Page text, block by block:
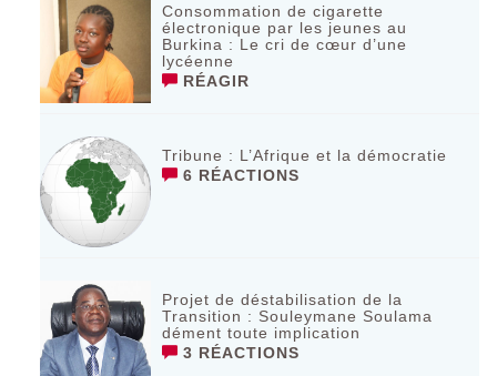
Consommation de cigarette
électronique par les jeunes au
Burkina : Le cri de cœur d’une
lycéenne
RÉAGIR
Tribune : L’Afrique et la démocratie
6 RÉACTIONS
Projet de déstabilisation de la
Transition : Souleymane Soulama
dément toute implication
3 RÉACTIONS